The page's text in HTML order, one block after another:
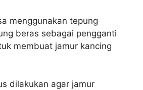
menggunakan tepung
beras sebagai pengganti
membuat jamur kancing
dilakukan agar jamur